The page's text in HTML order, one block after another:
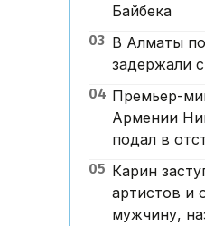
Блогер Қайсар
Вьетнамнан
жеткізіліп
FIFA 4,2 млрд
жобаға
сұрады
Байбека
03 В Алматы
задержали
04 Премьер-
Армении
подал в
05 Карин
артистов и
мужчину,